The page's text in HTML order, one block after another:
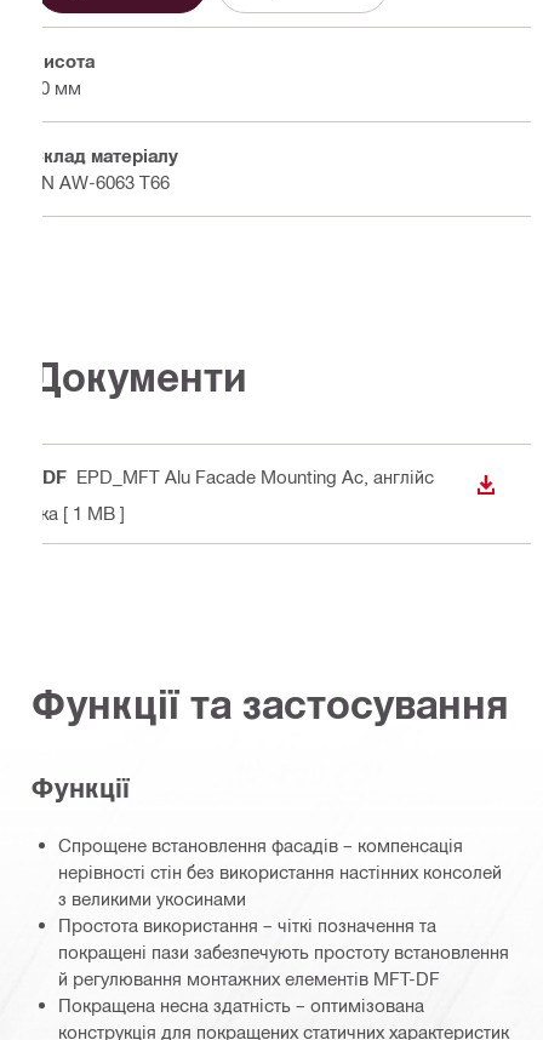
Висота
50 мм
Склад матеріалу
EN AW-6063 T66
Документи
PDF EPD_MFT Alu Facade Mounting Ac , англійс
ька [ 1 MB ]
Функції та застосування
Функції
Спрощене встановлення фасадів – компенсація
нерівності стін без використання настінних консолей
з великими укосинами
Простота використання – чіткі позначення та
покращені пази забезпечують простоту встановлення
й регулювання монтажних елементів MFT-DF
Покращена несна здатність – оптимізована
конструкція для покращених статичних характеристик